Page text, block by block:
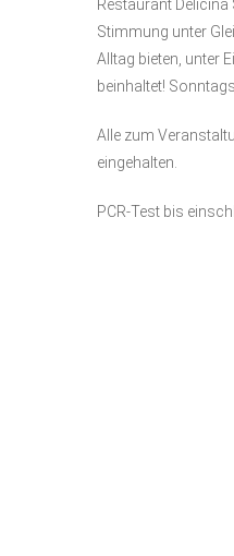
Restaurant
Stimmung unter
Alltag bieten, unter
beinhaltet!
Alle zum
eingehalten.
PCR-Test bis